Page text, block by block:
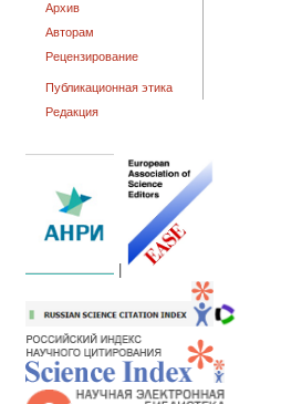
Архив
Авторам
Рецензирование
Публикационная этика
Редакция